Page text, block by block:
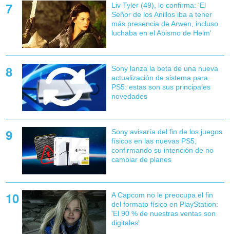
Liv Tyler (49), lo confirma: 'El
Señor de los Anillos iba a tener
más presencia de Arwen, incluso
luchaba en el Abismo de Helm'
Sony lanza la beta de una nueva
actualización de sistema para
PS5: estas son sus principales
novedades
Sony avisaría del fin de los juegos
físicos en las nuevas PS5,
confirmando su intención de no
cambiar de planes
A Capcom no le preocupa el fin
del formato físico en PlayStation:
'El 90 % de nuestras ventas son
digitales'